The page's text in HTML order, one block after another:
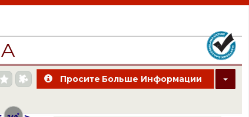
Просите Больше Информации